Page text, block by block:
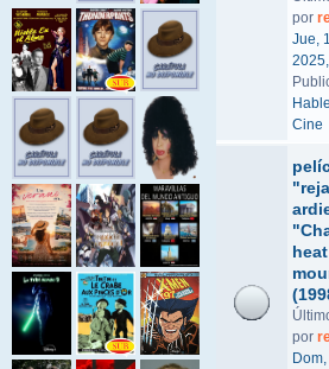
por
Jue,
Cine
por
Dom,